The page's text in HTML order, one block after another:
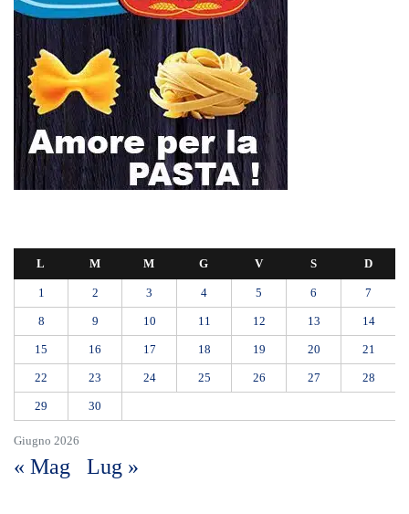
Giugno 2026
L M M G V S D
1 2 3 4 5 6 7
8 9 10 11 12 13 14
15 16 17 18 19 20 21
22 23 24 25 26 27 28
29 30
« Mag Lug »